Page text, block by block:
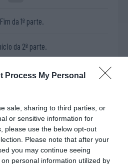
Process My Personal
sale, sharing to third parties, or
or sensitive information for
please use the below opt-out
Please note that after your
you may continue seeing
personal information utilized by
Fim da 1ª parte.
da 2ª parte.
7'
9'
2ªP
11'